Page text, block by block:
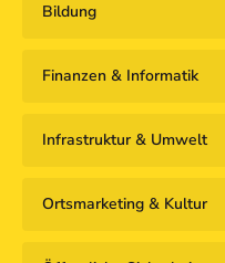
Bildung
Finanzen & Informatik
Infrastruktur & Umwelt
Ortsmarketing & Kultur